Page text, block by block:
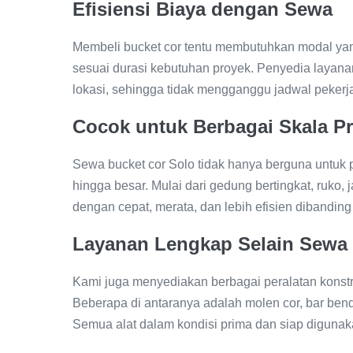
Efisiensi Biaya dengan Sewa
Membeli bucket cor tentu membutuhkan modal
sesuai durasi kebutuhan proyek. Penyedia
lokasi, sehingga tidak mengganggu jadwal
Cocok untuk Berbagai Skala
Sewa bucket cor Solo tidak hanya berguna
hingga besar. Mulai dari gedung bertingkat,
dengan cepat, merata, dan lebih efisien
Layanan Lengkap Selain
Kami juga menyediakan berbagai peralatan
Beberapa di antaranya adalah molen cor, bar
Semua alat dalam kondisi prima dan siap